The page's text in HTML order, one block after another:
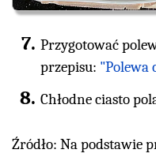
Przygotować
przepisu: "Polewa
Chłodne ciasto
Źródło: Na podstawie